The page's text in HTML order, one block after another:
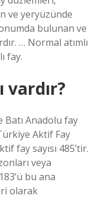
ve yeryüzünde
bulunan ve
… Normal atımlı
fay.
vardır?
Batı Anadolu fay
Aktif Fay
fay sayısı 485’tir.
veya
bu ana
olarak